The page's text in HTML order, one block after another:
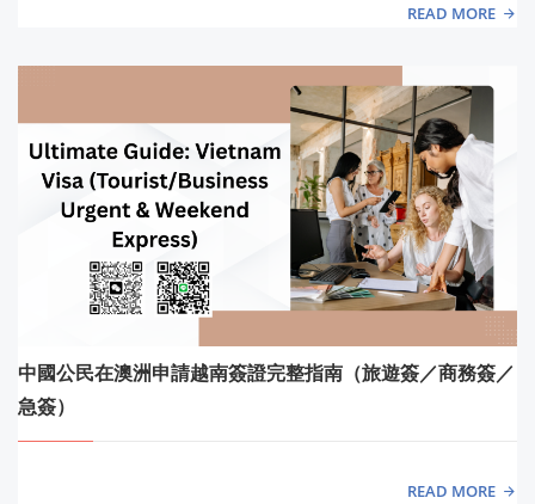
READ MORE
中國公民在澳洲申請越南簽證完整指南（旅遊簽／商務簽／
急簽）
READ MORE